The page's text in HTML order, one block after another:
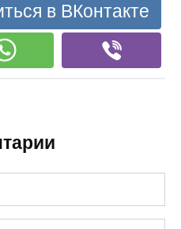
в ВКонтакте